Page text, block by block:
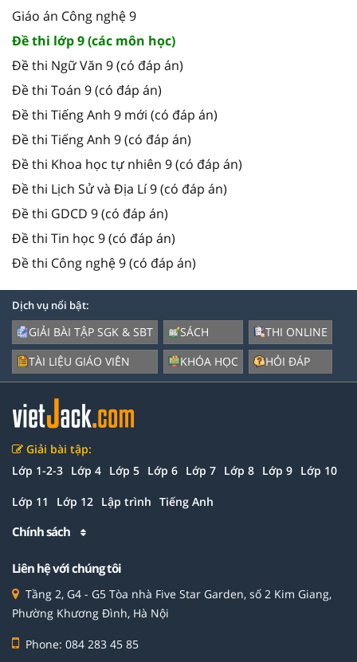
Giáo án Công nghệ 9
Đề thi lớp 9 (các môn học)
Đề thi Ngữ Văn 9 (có đáp án)
Đề thi Toán 9 (có đáp án)
Đề thi Tiếng Anh 9 mới (có đáp án)
Đề thi Tiếng Anh 9 (có đáp án)
Đề thi Khoa học tự nhiên 9 (có đáp án)
Đề thi Lịch Sử và Địa Lí 9 (có đáp án)
Đề thi GDCD 9 (có đáp án)
Đề thi Tin học 9 (có đáp án)
Đề thi Công nghệ 9 (có đáp án)
Dịch vụ nổi bật:
GIẢI BÀI TẬP SGK & SBT
TÀI LIỆU GIÁO VIÊN
SÁCH
KHÓA HỌC
THI ONLINE
HỎI ĐÁP
Giải bài tập:
Lớp 1-2-3 Lớp 4 Lớp 5 Lớp 6 Lớp 7 Lớp 8 Lớp 9 Lớp 10
Lớp 11 Lớp 12 Lập trình Tiếng Anh
Chính sách
Liên hệ với chúng tôi
Tầng 2, G4 - G5 Tòa nhà Five Star Garden, số 2 Kim Giang,
Phường Khương Đình, Hà Nội
Phone: 084 283 45 85